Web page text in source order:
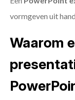
vormgeven uit
Waarom